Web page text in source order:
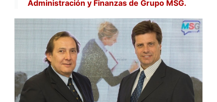
Administración y Finanzas de Grupo MSG.